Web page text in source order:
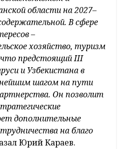
области на 2027–
В сфере
–
хозяйство, туризм
что предстоящий III
и Узбекистана в
шагом на пути
Он позволит
дополнительные
на благо
Юрий Караев.